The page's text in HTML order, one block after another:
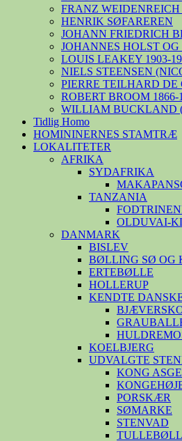
FRANZ WEIDENREICH
HENRIK SØFAREREN
JOHANN FRIEDRICH
JOHANNES HOLST
LOUIS LEAKEY 1903-
NIELS STEENSEN
PIERRE TEILHARD DE
ROBERT BROOM 1866-
WILLIAM BUCKLAND
Tidlig Homo
HOMININERNES STAMTRÆ
LOKALITETER
AFRIKA
SYDAFRIKA
TANZANIA
OLDUVAI-
DANMARK
BISLEV
BØLLING SØ OG
ERTEBØLLE
HOLLERUP
KENDTE
KOELBJERG
UDVALGTE
KONG
PORSKÆR
SØMARKE
STENVAD